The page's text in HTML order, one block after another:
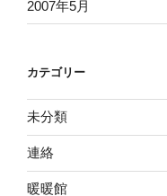
2007年5月
カテゴリー
未分類
連絡
暖暖館